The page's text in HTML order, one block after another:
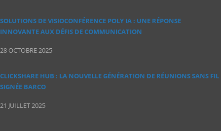
SOLUTIONS DE VISIOCONFÉRENCE POLY IA : UNE RÉPONSE
INNOVANTE AUX DÉFIS DE COMMUNICATION
28 OCTOBRE 2025
CLICKSHARE HUB : LA NOUVELLE GÉNÉRATION DE RÉUNIONS SANS FIL
SIGNÉE BARCO
21 JUILLET 2025